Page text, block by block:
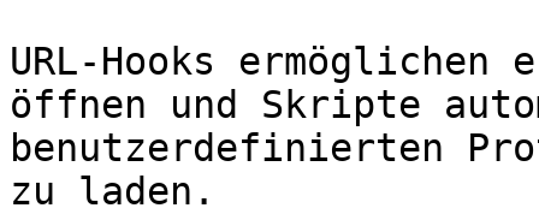
URL-Hooks
öffnen und Skripte
benutzerdefinierten
zu laden.